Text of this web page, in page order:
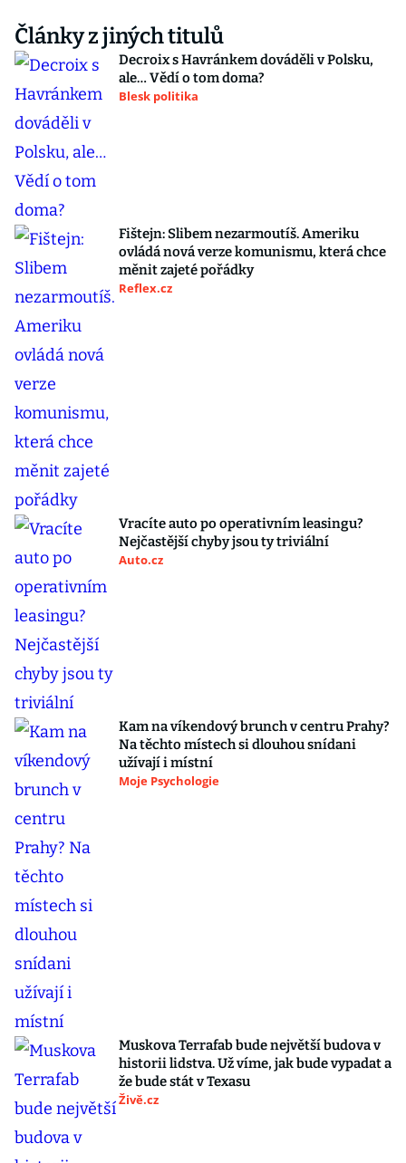
Články z jiných titulů
Decroix s Havránkem dováděli v Polsku,
ale… Vědí o tom doma?
Blesk politika
Fištejn: Slibem nezarmoutíš. Ameriku
ovládá nová verze komunismu, která chce
měnit zajeté pořádky
Reflex.cz
Vracíte auto po operativním leasingu?
Nejčastější chyby jsou ty triviální
Auto.cz
Kam na víkendový brunch v centru Prahy?
Na těchto místech si dlouhou snídani
užívají i místní
Moje Psychologie
Muskova Terrafab bude největší budova v
historii lidstva. Už víme, jak bude vypadat a
že bude stát v Texasu
Živě.cz